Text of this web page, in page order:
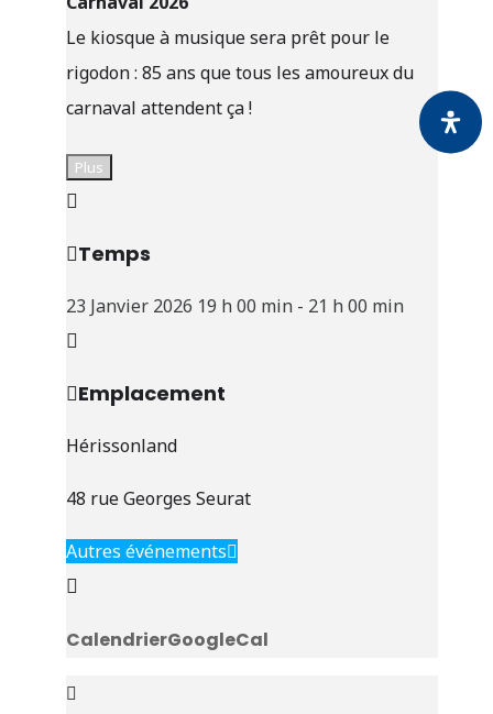
Le kiosque à musique sera prêt pour le
rigodon : 85 ans que tous les amoureux du
carnaval attendent ça !
Plus
Temps
23 Janvier 2026 19 h 00 min - 21 h 00 min
Emplacement
Hérissonland
48 rue Georges Seurat
Autres événements
CalendrierGoogleCal